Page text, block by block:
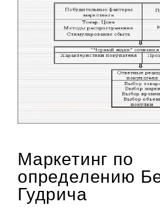
Маркетинг по
определению
Гудрича